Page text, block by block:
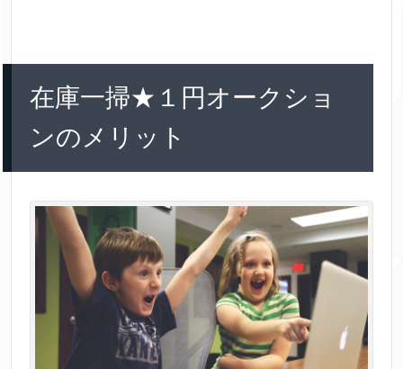
在庫一掃★１円オークショ
ンのメリット